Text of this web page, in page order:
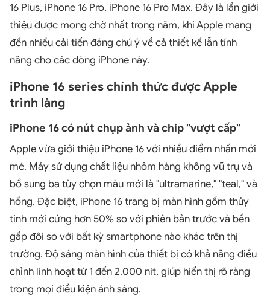
16 Plus, iPhone 16 Pro, iPhone 16 Pro Max. Đây là lần giới
thiệu được mong chờ nhất trong năm, khi Apple mang
đến nhiều cải tiến đáng chú ý về cả thiết kế lẫn tính
năng cho các dòng iPhone này.
iPhone 16 series chính thức được Apple
trình làng
iPhone 16 có nút chụp ảnh và chip "vượt cấp"
Apple vừa giới thiệu iPhone 16 với nhiều điểm nhấn mới
mẻ. Máy sử dụng chất liệu nhôm hàng không vũ trụ và
bổ sung ba tùy chọn màu mới là "ultramarine," "teal," và
hồng. Đặc biệt, iPhone 16 trang bị màn hình gốm thủy
tinh mới cứng hơn 50% so với phiên bản trước và bền
gấp đôi so với bất kỳ smartphone nào khác trên thị
trường. Độ sáng màn hình của thiết bị có khả năng điều
chỉnh linh hoạt từ 1 đến 2.000 nit, giúp hiển thị rõ ràng
trong mọi điều kiện ánh sáng.